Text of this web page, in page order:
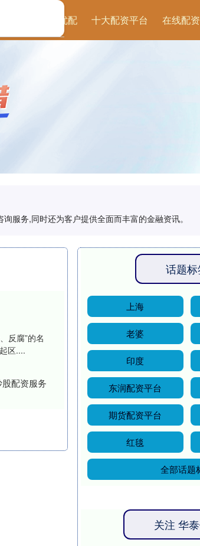
华泰优配 十大配资平台 在线配
服务,同时还为客户提供全面而丰富的金融资讯。
反腐”的名
区....
股配资服务
话题
上海
老婆
印度
东润配资平台
期货配资平台
红毯
全部话题
关注 华